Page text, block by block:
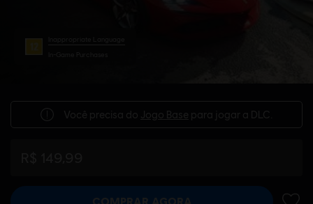
COMPRAR AGORA